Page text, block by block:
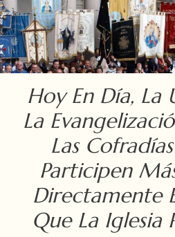
Hoy En Día, La
La
Las
Participen
Directamente
Que La Iglesia